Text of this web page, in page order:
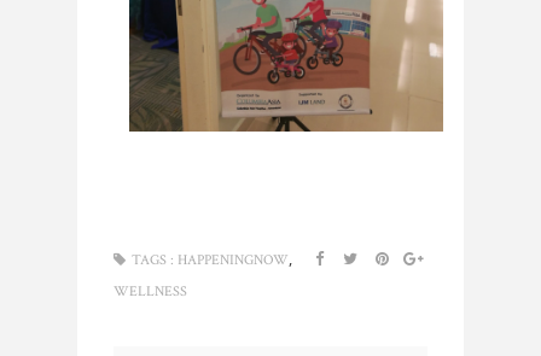
TAGS : HAPPENINGNOW,
WELLNESS